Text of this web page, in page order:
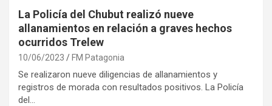
La Policía del Chubut realizó nueve
allanamientos en relación a graves hechos
ocurridos Trelew
10/06/2023 FM Patagonia
Se realizaron nueve diligencias de allanamientos y
registros de morada con resultados positivos. La Policía
del…